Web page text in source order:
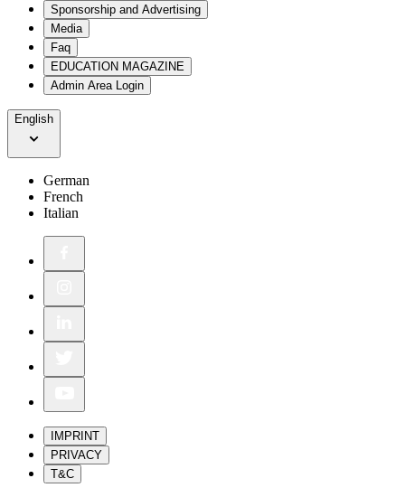
Sponsorship and Advertising
Media
Faq
EDUCATION MAGAZINE
Admin Area Login
English
German
French
Italian
IMPRINT
PRIVACY
T&C